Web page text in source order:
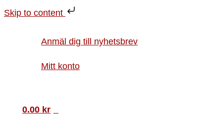
Skip to content
Hoppa
Anmäl dig till nyhetsbrev
Mitt konto
0.00 kr
Manhattan